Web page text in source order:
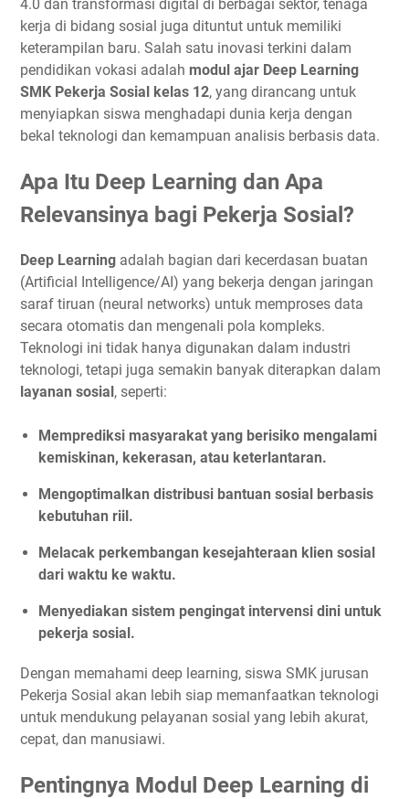
4.0 dan transformasi digital di berbagai sektor, tenaga
kerja di bidang sosial juga dituntut untuk memiliki
keterampilan baru. Salah satu inovasi terkini dalam
pendidikan vokasi adalah modul ajar Deep Learning
SMK Pekerja Sosial kelas 12, yang dirancang untuk
menyiapkan siswa menghadapi dunia kerja dengan
bekal teknologi dan kemampuan analisis berbasis data.
Apa Itu Deep Learning dan Apa
Relevansinya bagi Pekerja Sosial?
Deep Learning adalah bagian dari kecerdasan buatan
(Artificial Intelligence/AI) yang bekerja dengan jaringan
saraf tiruan (neural networks) untuk memproses data
secara otomatis dan mengenali pola kompleks.
Teknologi ini tidak hanya digunakan dalam industri
teknologi, tetapi juga semakin banyak diterapkan dalam
layanan sosial, seperti:
Memprediksi masyarakat yang berisiko mengalami
kemiskinan, kekerasan, atau keterlantaran.
Mengoptimalkan distribusi bantuan sosial berbasis
kebutuhan riil.
Melacak perkembangan kesejahteraan klien sosial
dari waktu ke waktu.
Menyediakan sistem pengingat intervensi dini untuk
pekerja sosial.
Dengan memahami deep learning, siswa SMK jurusan
Pekerja Sosial akan lebih siap memanfaatkan teknologi
untuk mendukung pelayanan sosial yang lebih akurat,
cepat, dan manusiawi.
Pentingnya Modul Deep Learning di